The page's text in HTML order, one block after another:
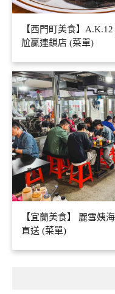
【西門町美食】
尬贏連鎖店 (菜單)
【宜蘭美食】 麗雪姨
直送 (菜單)